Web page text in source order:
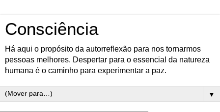
Consciência
Há aqui o propósito da autorreflexão para nos tornarmos
pessoas melhores. Despertar para o essencial da natureza
humana é o caminho para experimentar a paz.
▼